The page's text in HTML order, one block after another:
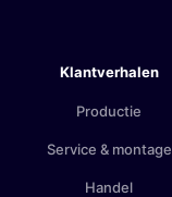
Klantverhalen
Productie
Service & montage
Handel